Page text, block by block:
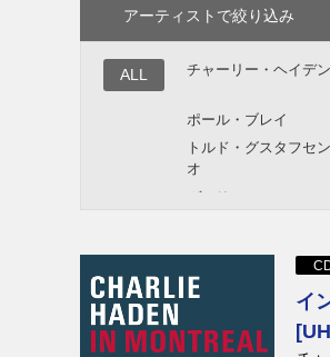
アーティストで絞り込み
ALL チャーリー・ヘイデン
ポール・ブレイ
トルド・グスタフセ
オ
ヴァリアス・アーティ
イ